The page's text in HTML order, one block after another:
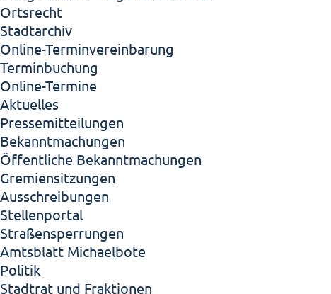
Ortsrecht
Stadtarchiv
Online-Terminvereinbarung
Terminbuchung
Online-Termine
Aktuelles
Pressemitteilungen
Bekanntmachungen
Öffentliche Bekanntmachungen
Gremiensitzungen
Ausschreibungen
Stellenportal
Straßensperrungen
Amtsblatt Michaelbote
Politik
Stadtrat und Fraktionen